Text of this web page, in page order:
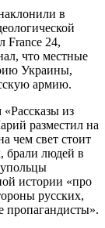
в
France 24,
что местные
Украины,
армию.
из
разместил на
чем свет стоит
брали людей в
истории «про
русских,
пропагандисты».